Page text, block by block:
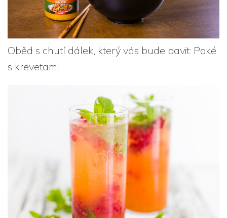
Oběd s chutí dálek, který vás bude bavit: Poké
s krevetami